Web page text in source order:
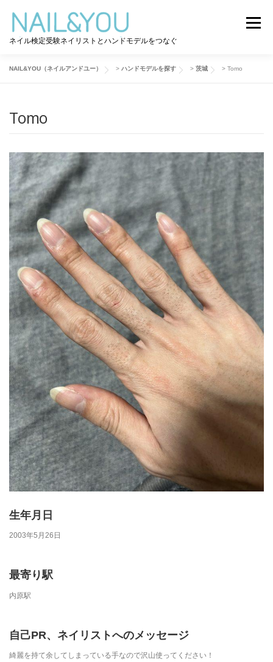
ネイル検定受験ネイリストとハンドモデルをつなぐ
メニュー
ハンドモデルを探す
お問い合わせ
NAIL&YOU（ネイルアンドユー） > ハンドモデルを探す > 茨城 > Tomo
Tomo
生年月日
2003年5月26日
最寄り駅
内原駅
自己PR、ネイリストへのメッセージ
綺麗を持て余してしまっている手なので沢山使ってください！